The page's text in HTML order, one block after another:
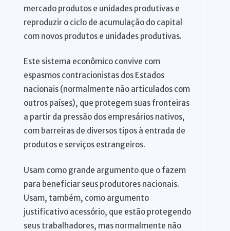
mercado produtos e unidades produtivas e
reproduzir o ciclo de acumulação do capital
com novos produtos e unidades produtivas.
Este sistema econômico convive com
espasmos contracionistas dos Estados
nacionais (normalmente não articulados com
outros países), que protegem suas fronteiras
a partir da pressão dos empresários nativos,
com barreiras de diversos tipos à entrada de
produtos e serviços estrangeiros.
Usam como grande argumento que o fazem
para beneficiar seus produtores nacionais.
Usam, também, como argumento
justificativo acessório, que estão protegendo
seus trabalhadores, mas normalmente não